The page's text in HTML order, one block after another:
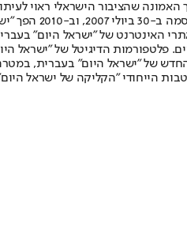
שהציבור הישראלי ראוי
תשלום.
פלטפורמות הדיגיטל של "ישראל
החדש של "ישראל היום"
הייחודי "הקליקה של ישראל